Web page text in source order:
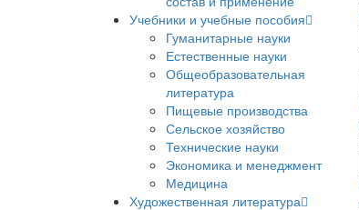
Учебники и учебные пособия
Гуманитарные науки
Естественные науки
Общеобразовательная
литература
Пищевые производства
Сельское хозяйство
Технические науки
Экономика и менеджмент
Медицина
Художественная литература